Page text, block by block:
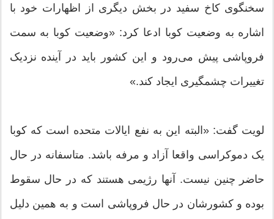
سخنگوی کاخ سفید در بخش دیگری از اظهارات خود با
اشاره به وضعیت کوبا ادعا کرد: «وضعیت کوبا به سمت
فروپاشی پیش می‌رود و این کشور باید در آینده نزدیک
تغییرات چشمگیری ایجاد کند.»
لویت گفت: «البته این به نفع ایالات متحده است که کوبا
یک دموکراسی واقعا آزاد و مرفه باشد. متاسفانه در حال
حاضر چنین نیست. آنها رژیمی هستند که در حال سقوط
بوده و کشورشان در حال فروپاشی است و به همین دلیل